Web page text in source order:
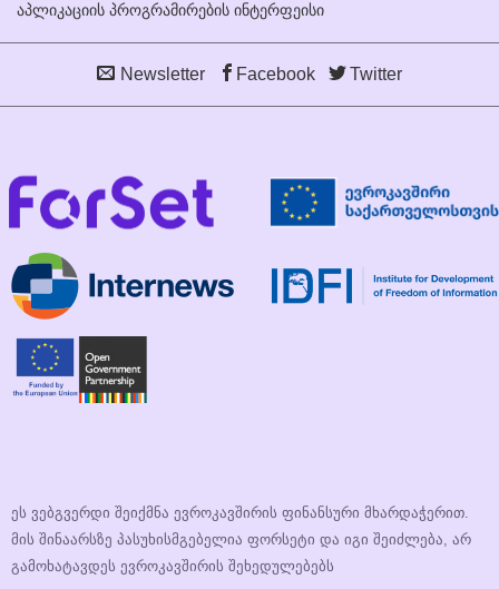
აპლიკაციის პროგრამირების ინტერფეისი
Newsletter Facebook Twitter
ეს ვებგვერდი შეიქმნა ევროკავშირის ფინანსური მხარდაჭერით.
მის შინაარსზე პასუხისმგებელია ფორსეტი და იგი შეიძლება, არ
გამოხატავდეს ევროკავშირის შეხედულებებს